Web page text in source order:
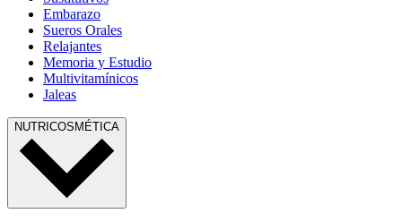
Embarazo
Sueros Orales
Relajantes
Memoria y Estudio
Multivitamínicos
Jaleas
NUTRICOSMÉTICA